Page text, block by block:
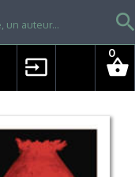
input shopping_basket
0